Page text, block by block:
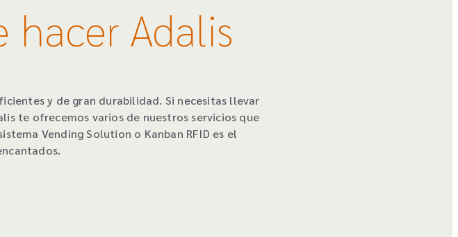
hacer Adalis
y de gran durabilidad. Si necesitas llevar
te ofrecemos varios de nuestros servicios que
Vending Solution o Kanban RFID es el